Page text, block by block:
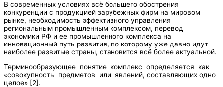
В современных условиях всё большего обострения
конкуренции с продукцией зарубежных фирм на мировом
рынке, необходимость эффективного управления
региональным промышленным комплексом, перевод
экономики РФ и ее промышленного комплекса на
инновационный путь развития, по которому уже давно идут
наиболее развитые страны, становится всё более актуальной.
Терминообразующее понятие комплекс определяется как
«совокупность предметов или явлений, составляющих одно
целое» [2].